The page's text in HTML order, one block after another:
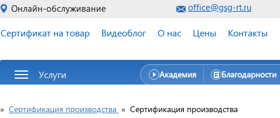
Онлайн-обслуживание office@gsg-rt.ru
Сертификат на товар Видеоблог О нас Цены Контакты
Услуги Академия Благодарности
» Сертификация производства » Сертификация производства